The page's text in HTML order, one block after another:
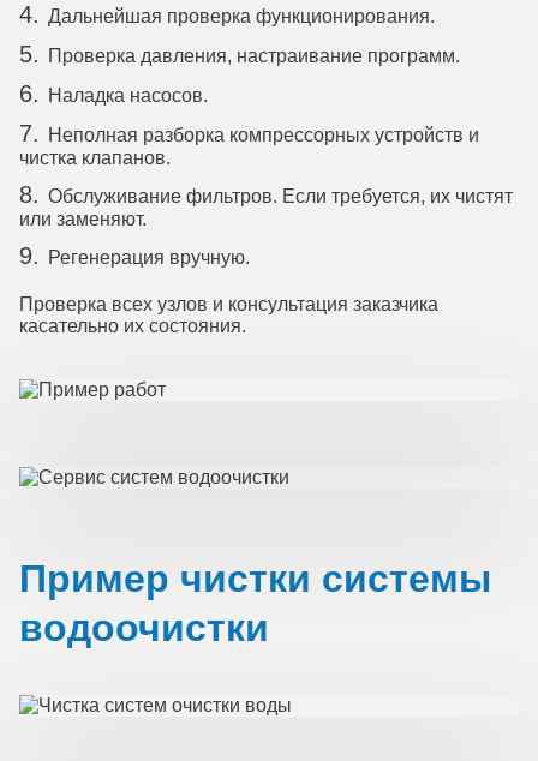
Дальнейшая проверка функционирования.
Проверка давления, настраивание программ.
Наладка насосов.
Неполная разборка компрессорных устройств и
чистка клапанов.
Обслуживание фильтров. Если требуется, их чистят
или заменяют.
Регенерация вручную.
Проверка всех узлов и консультация заказчика
касательно их состояния.
Пример чистки системы
водоочистки